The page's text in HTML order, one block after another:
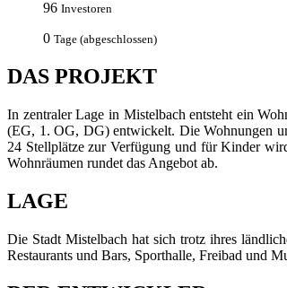
96 Investoren
0 Tage (abgeschlossen)
DAS PROJEKT
In zentraler Lage in Mistelbach entsteht ein
(EG, 1. OG, DG) entwickelt. Die Wohnungen
24 Stellplätze zur Verfügung und für Kinder
Wohnräumen rundet das Angebot ab.
LAGE
Die Stadt Mistelbach hat sich trotz ihres
Restaurants und Bars, Sporthalle, Freibad und